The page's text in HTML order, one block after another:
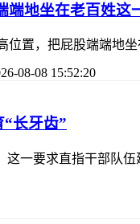
端地坐在老百姓
位置，把屁股端端地
08-08 15:52:20
长牙齿”
这一要求直指干部队